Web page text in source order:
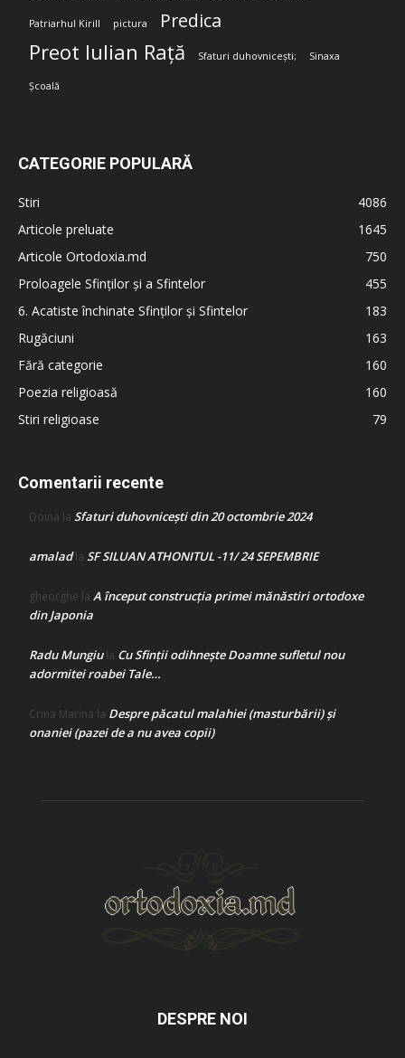
Patriarhul Kirill pictura Predica
Preot Iulian Rață Sfaturi duhovnicești; Sinaxa
Școală
CATEGORIE POPULARĂ
Stiri
4086
Articole preluate
1645
Articole Ortodoxia.md
750
Proloagele Sfinților și a Sfintelor
455
6. Acatiste închinate Sfinților și Sfintelor
183
Rugăciuni
163
Fără categorie
160
Poezia religioasă
160
Stiri religioase
79
Comentarii recente
Doina la Sfaturi duhovnicești din 20 octombrie 2024
amaladla SF SILUAN ATHONITUL -11/ 24 SEPEMBRIE
gheorghe la A început construcţia primei mănăstiri ortodoxe
din Japonia
Radu Mungiula Cu Sfinții odihnește Doamne sufletul nou
adormitei roabei Tale…
Crina Marina la Despre păcatul malahiei (masturbării) şi
onaniei (pazei de a nu avea copii)
DESPRE NOI